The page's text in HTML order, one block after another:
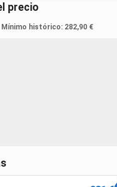
precio
Mínimo histórico: 282,90 €